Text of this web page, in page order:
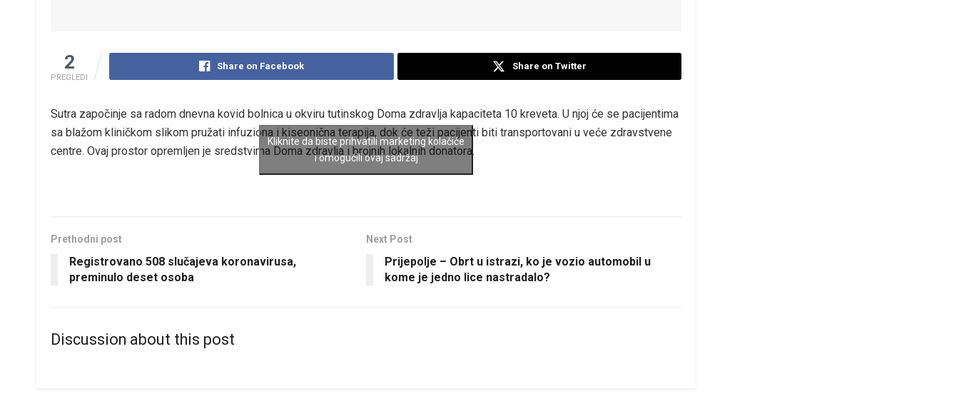
2
PREGLEDI
Share on Facebook Share on Twitter
Sutra započinje sa radom dnevna kovid bolnica u okviru tutinskog Doma zdravlja kapaciteta 10 kreveta. U njoj će se pacijentima
sa blažom kliničkom slikom pružati infuziona i kiseonična terapija, dok će teži pacijenti biti transportovani u veće zdravstvene
centre. Ovaj prostor opremljen je sredstvima Doma zdravlja i brojnih lokalnih donatora.
Kliknite da biste prihvatili marketing kolačiće
i omogućili ovaj sadržaj
Prethodni post
Registrovano 508 slučajeva koronavirusa,
preminulo deset osoba
Next Post
Prijepolje – Obrt u istrazi, ko je vozio automobil u
kome je jedno lice nastradalo?
Discussion about this post